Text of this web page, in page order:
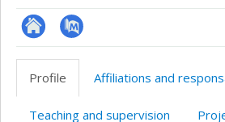
Site
l’unité
PubMed
Profile
Affiliations and
Teaching and supervision